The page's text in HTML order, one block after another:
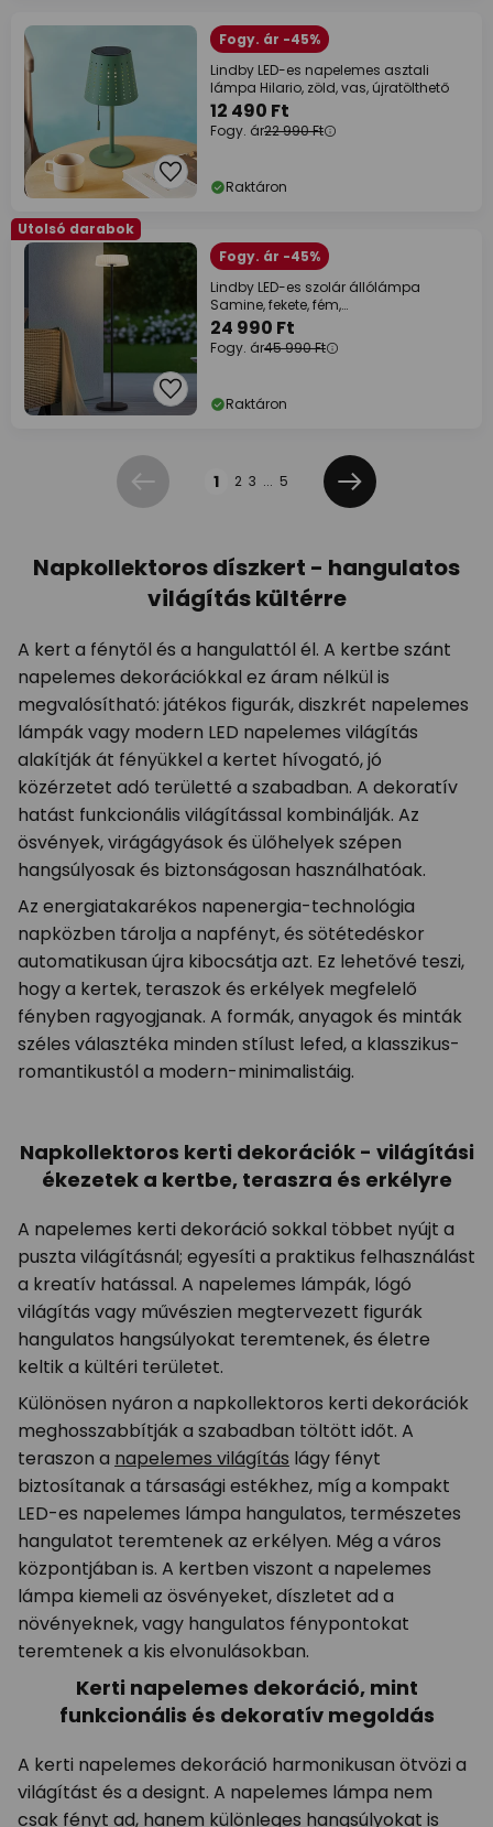
Fogy. ár -45%
Lindby LED-es napelemes asztali
lámpa Hilario, zöld, vas, újratölthető
12 490 Ft
Fogy. ár22 990 Ft
Raktáron
Utolsó darabok
Fogy. ár -45%
Lindby LED-es szolár állólámpa
Samine, fekete, fém,
fényerőszabályozható
24 990 Ft
Fogy. ár45 990 Ft
Raktáron
Előző 1 2 3 ... 5
Következő
Napkollektoros díszkert - hangulatos
világítás kültérre
A kert a fénytől és a hangulattól él. A kertbe szánt
napelemes dekorációkkal ez áram nélkül is
megvalósítható: játékos figurák, diszkrét napelemes
lámpák vagy modern LED napelemes világítás
alakítják át fényükkel a kertet hívogató, jó
közérzetet adó területté a szabadban. A dekoratív
hatást funkcionális világítással kombinálják. Az
ösvények, virágágyások és ülőhelyek szépen
hangsúlyosak és biztonságosan használhatóak.
Az energiatakarékos napenergia-technológia
napközben tárolja a napfényt, és sötétedéskor
automatikusan újra kibocsátja azt. Ez lehetővé teszi,
hogy a kertek, teraszok és erkélyek megfelelő
fényben ragyogjanak. A formák, anyagok és minták
széles választéka minden stílust lefed, a klasszikus-
romantikustól a modern-minimalistáig.
Napkollektoros kerti dekorációk - világítási
ékezetek a kertbe, teraszra és erkélyre
A napelemes kerti dekoráció sokkal többet nyújt a
puszta világításnál; egyesíti a praktikus felhasználást
a kreatív hatással. A napelemes lámpák, lógó
világítás vagy művészien megtervezett figurák
hangulatos hangsúlyokat teremtenek, és életre
keltik a kültéri területet.
Különösen nyáron a napkollektoros kerti dekorációk
meghosszabbítják a szabadban töltött időt. A
teraszon a napelemes világítás lágy fényt
biztosítanak a társasági estékhez, míg a kompakt
LED-es napelemes lámpa hangulatos, természetes
hangulatot teremtenek az erkélyen. Még a város
központjában is. A kertben viszont a napelemes
lámpa kiemeli az ösvényeket, díszletet ad a
növényeknek, vagy hangulatos fénypontokat
teremtenek a kis elvonulásokban.
Kerti napelemes dekoráció, mint
funkcionális és dekoratív megoldás
A kerti napelemes dekoráció harmonikusan ötvözi a
világítást és a designt. A napelemes lámpa nem
csak fényt ad, hanem különleges hangsúlyokat is